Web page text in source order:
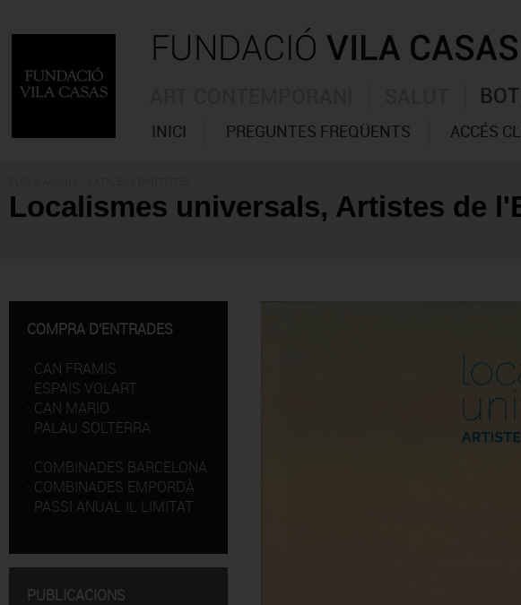
INICI PREGUNTES FREQÜENTS ACCÉS
Localismes universals, Artistes de
COMPRA D'ENTRADES
· CAN FRAMIS
· ESPAIS VOLART
· CAN MARIO
· PALAU SOLTERRA
· COMBINADES BARCELONA
· COMBINADES EMPORDÀ
· PASSI ANUAL IL·LIMITAT
PUBLICACIONS